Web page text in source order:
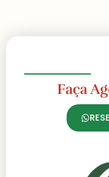
Faça